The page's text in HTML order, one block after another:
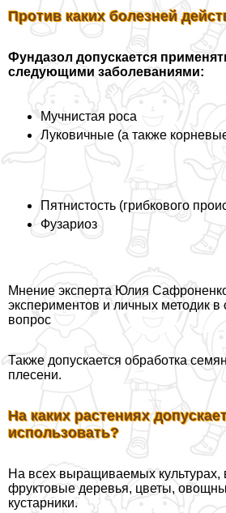
Против каких болезней
Фундазол допускается
следующими заболеваниями:
Мучнистая роса
Луковичные (а также
Пятнистость (грибкового
Фузариоз
Мнение эксперта Юлия
экспериментов и личных методик в
вопрос
Также допускается обработка
плесени.
На каких растениях
использовать?
На всех выращиваемых культурах,
фруктовые деревья, цветы,
кустарники.